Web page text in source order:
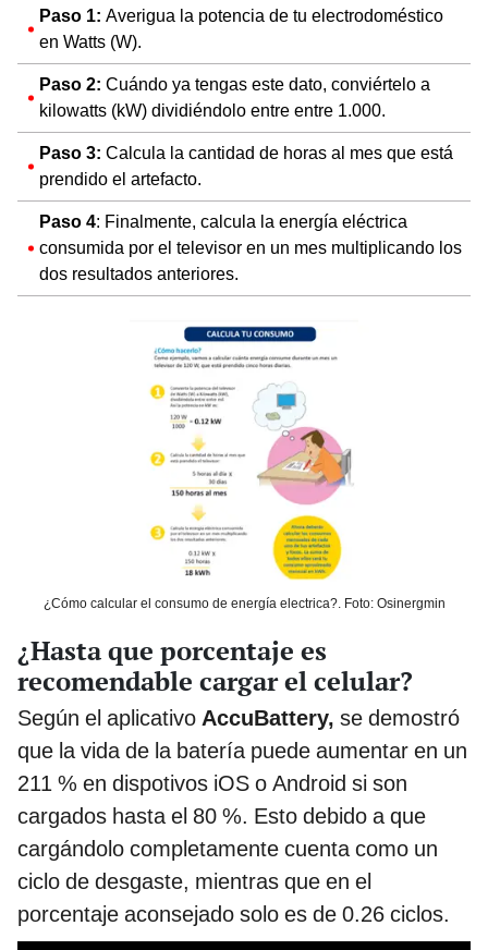
Paso 1: Averigua la potencia de tu electrodoméstico
en Watts (W).
Paso 2: Cuándo ya tengas este dato, conviértelo a
kilowatts (kW) dividiéndolo entre entre 1.000.
Paso 3: Calcula la cantidad de horas al mes que está
prendido el artefacto.
Paso 4: Finalmente, calcula la energía eléctrica
consumida por el televisor en un mes multiplicando los
dos resultados anteriores.
¿Cómo calcular el consumo de energía electrica?. Foto: Osinergmin
¿Hasta que porcentaje es
recomendable cargar el celular?
Según el aplicativo AccuBattery, se demostró
que la vida de la batería puede aumentar en un
211 % en dispotivos iOS o Android si son
cargados hasta el 80 %. Esto debido a que
cargándolo completamente cuenta como un
ciclo de desgaste, mientras que en el
porcentaje aconsejado solo es de 0.26 ciclos.